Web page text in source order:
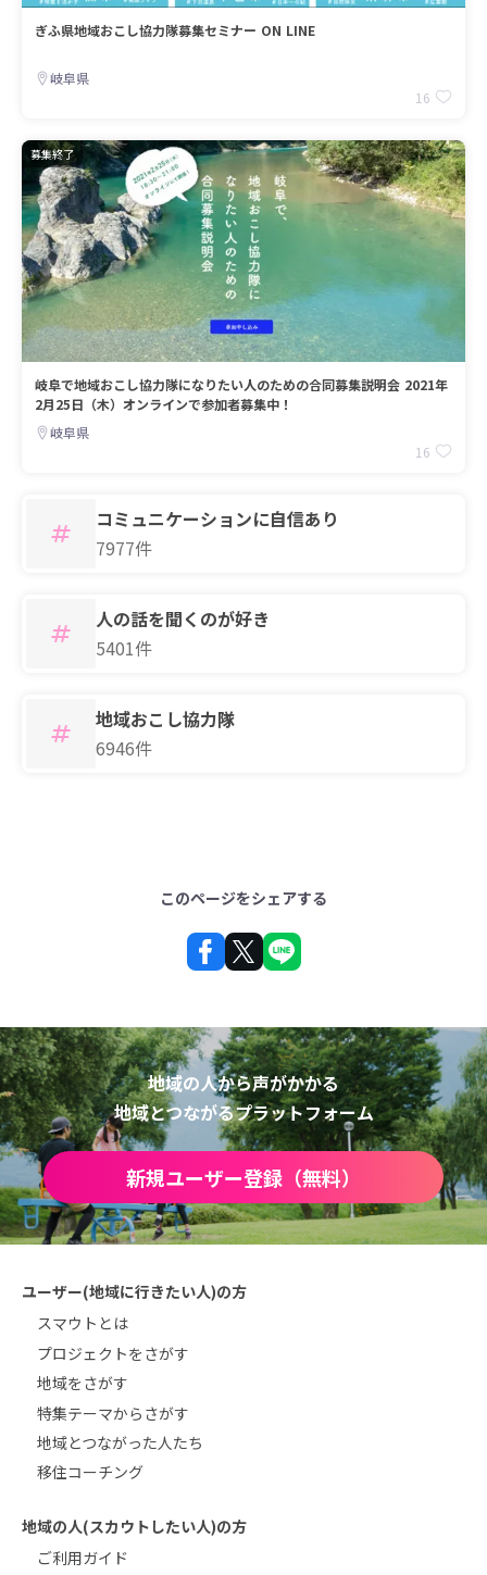
ぎふ県地域おこし協力隊募集セミナー ON LINE
岐阜県
16
募集終了
岐阜で地域おこし協力隊になりたい人のための合同募集説明会 2021年
2月25日（木）オンラインで参加者募集中！
岐阜県
16
コミュニケーションに自信あり
7977件
人の話を聞くのが好き
5401件
地域おこし協力隊
6946件
このページをシェアする
地域の人から声がかかる
地域とつながるプラットフォーム
新規ユーザー登録（無料）
ユーザー(地域に行きたい人)の方
スマウトとは
プロジェクトをさがす
地域をさがす
特集テーマからさがす
地域とつながった人たち
移住コーチング
地域の人(スカウトしたい人)の方
ご利用ガイド